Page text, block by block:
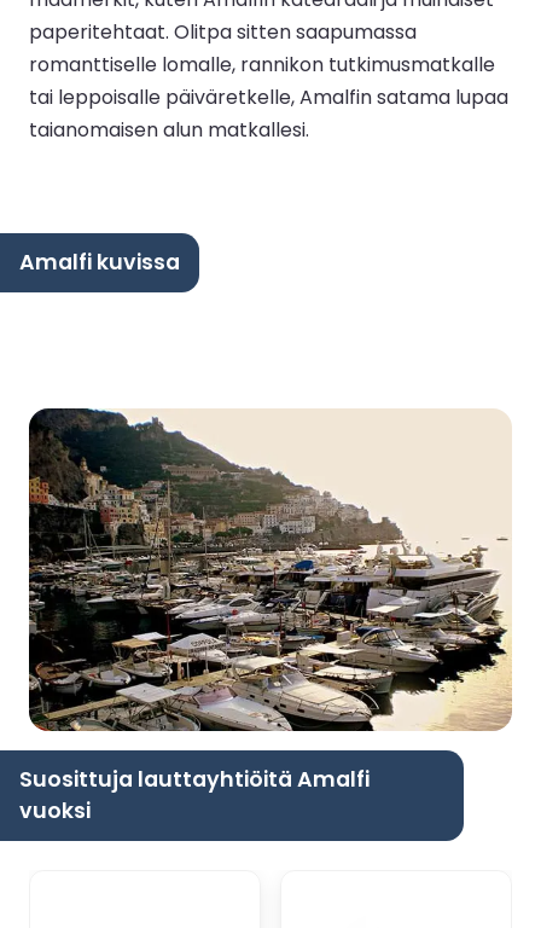
paperitehtaat. Olitpa sitten saapumassa
romanttiselle lomalle, rannikon tutkimusmatkalle
tai leppoisalle päiväretkelle, Amalfin satama lupaa
taianomaisen alun matkallesi.
Amalfi kuvissa
Suosittuja lauttayhtiöitä Amalfi
vuoksi